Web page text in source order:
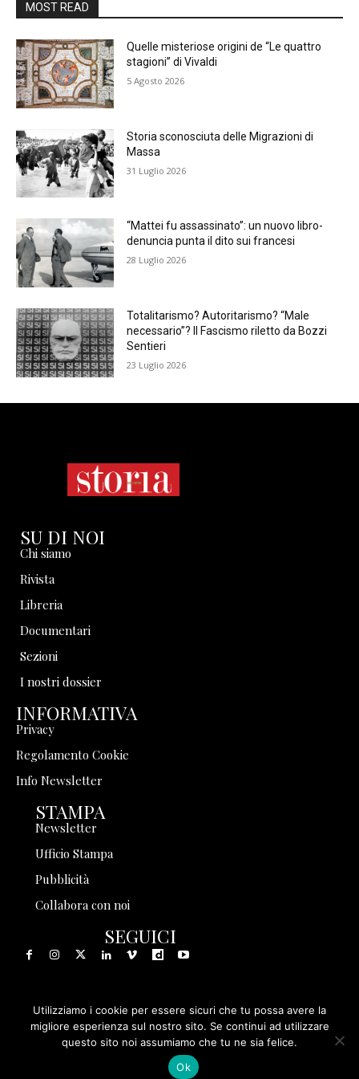
MOST READ
Quelle misteriose origini de “Le quattro
stagioni” di Vivaldi
5 Agosto 2026
Storia sconosciuta delle Migrazioni di
Massa
31 Luglio 2026
“Mattei fu assassinato”: un nuovo libro-
denuncia punta il dito sui francesi
28 Luglio 2026
Totalitarismo? Autoritarismo? “Male
necessario”? Il Fascismo riletto da Bozzi
Sentieri
23 Luglio 2026
SU DI NOI
Chi siamo
Rivista
Libreria
Documentari
Sezioni
I nostri dossier
INFORMATIVA
Privacy
Regolamento Cookie
Info Newsletter
STAMPA
Newsletter
Ufficio Stampa
Pubblicità
Collabora con noi
SEGUICI
© 1999 - 2025 Storia in Rete Srl - Tutti i diritti riservati - P.
IVA 08570971005
Utilizziamo i cookie per essere sicuri che tu possa avere la
migliore esperienza sul nostro sito. Se continui ad utilizzare
questo sito noi assumiamo che tu ne sia felice.
Ok